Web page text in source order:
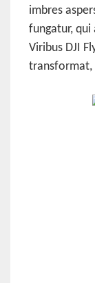
imbres
fungatur,
Viribus DJI
transformat,